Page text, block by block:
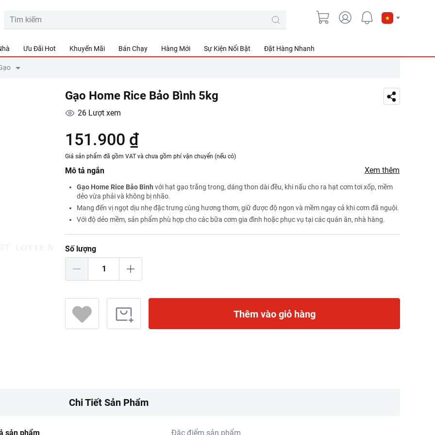
Ưu Đãi Hot Khuyến Mãi Bán Chạy Hàng Mới Sự Kiện Nổi Bật Đặt Hàng Nhanh
Gạo Home Rice Bảo Bình 5kg
26 Lượt xem
151.900 ₫
Giá sản phẩm đã gồm VAT và chưa gồm phí vận chuyển (nếu có)
Mô tả ngắn Xem thêm
Gạo Home Rice Bảo Bình với hạt gạo trắng trong, dáng thon dài đều, khi nấu cho ra hạt cơm tơi xốp, mềm
dẻo vừa phải và không bị nhão.
Mang đến vị ngọt dịu nhẹ đặc trưng cùng hương thơm, giữ được độ ngon và mềm ngay cả khi cơm đã nguội.
Với độ dẻo mềm, sản phẩm phù hợp cho các bữa cơm gia đình hoặc phục vụ tại các quán ăn, nhà hàng.
Số lượng
Thêm vào giỏ hàng
Chi Tiết Sản Phẩm
sản phẩm Đặc điểm sản phẩm